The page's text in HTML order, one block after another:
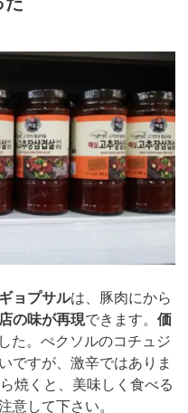
ョプサルは、豚肉にから
の味が再現できます。 価
た。ぺクソルのコチュジ
ですが、激辛ではありま
焼くと、美味しく食べる
意して下さい。